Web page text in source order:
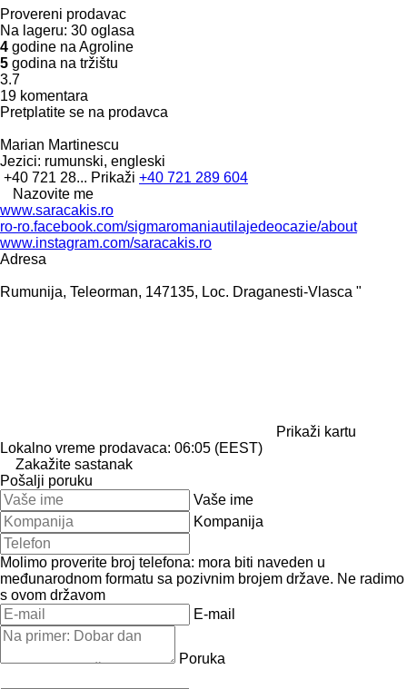
Provereni prodavac
Na lageru: 30 oglasa
4 godine na Agroline
5 godina na tržištu
3.7
19 komentara
Pretplatite se na prodavca
Marian Martinescu
Jezici: rumunski, engleski
+40 721 28... Prikaži +40 721 289 604
Nazovite me
www.saracakis.ro
ro-ro.facebook.com/sigmaromaniautilajedeocazie/about
www.instagram.com/saracakis.ro
Adresa
Rumunija, Teleorman, 147135, Loc. Draganesti-Vlasca "
Prikaži kartu
Lokalno vreme prodavaca: 06:05 (EEST)
Zakažite sastanak
Pošalji poruku
Vaše ime
Kompanija
Molimo proverite broj telefona: mora biti naveden u
međunarodnom formatu sa pozivnim brojem države. Ne radimo
s ovom državom
E-mail
Poruka